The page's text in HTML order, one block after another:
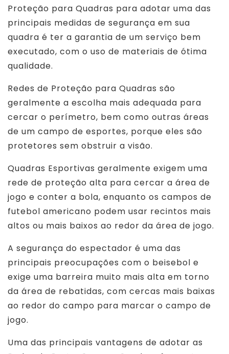
Proteção para Quadras para adotar uma das
principais medidas de segurança em sua
quadra é ter a garantia de um serviço bem
executado, com o uso de materiais de ótima
qualidade.
Redes de Proteção para Quadras são
geralmente a escolha mais adequada para
cercar o perímetro, bem como outras áreas
de um campo de esportes, porque eles são
protetores sem obstruir a visão.
Quadras Esportivas geralmente exigem uma
rede de proteção alta para cercar a área de
jogo e conter a bola, enquanto os campos de
futebol americano podem usar recintos mais
altos ou mais baixos ao redor da área de jogo.
A segurança do espectador é uma das
principais preocupações com o beisebol e
exige uma barreira muito mais alta em torno
da área de rebatidas, com cercas mais baixas
ao redor do campo para marcar o campo de
jogo.
Uma das principais vantagens de adotar as